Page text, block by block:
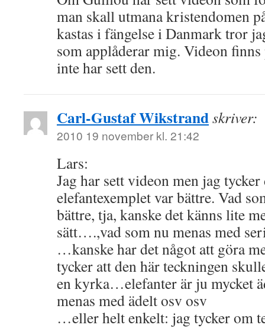
man skall utmana kristendomen
kastas i fängelse i Danmark tror
som applåderar mig. Videon
inte har sett den.
Carl-Gustaf Wikstrandskriver:
2010 19 november kl. 21:42
Lars:
Jag har sett videon men jag tycker
elefantexemplet var bättre. Vad
bättre, tja, kanske det känns lite
sätt….,vad som nu menas med
…kanske har det något att göra
tycker att den här teckningen
en kyrka…elefanter är ju mycket
menas med ädelt osv osv
…eller helt enkelt: jag tycker om